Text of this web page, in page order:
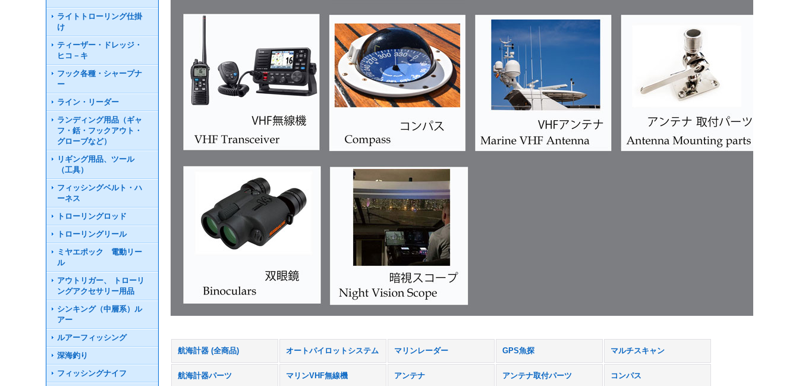
ライトトローリング仕掛
け
ティーザー・ドレッジ・
ヒコ－キ
フック各種・シャープナ
ー
ライン・リーダー
ランディング用品（ギャ
フ・銛・フックアウト・
グローブなど）
リギング用品、ツール
（工具）
フィッシングベルト・ハ
ーネス
トローリングロッド
トローリングリール
ミヤエポック 電動リー
ル
アウトリガー、 トローリ
ングアクセサリー用品
シンキング（中層系）ル
アー
ルアーフィッシング
深海釣り
フィッシングナイフ
航海計器 (全商品) オートパイロットシステム マリンレーダー GPS魚探 マルチスキャン
航海計器パーツ マリンVHF無線機 アンテナ アンテナ取付パーツ コンパス